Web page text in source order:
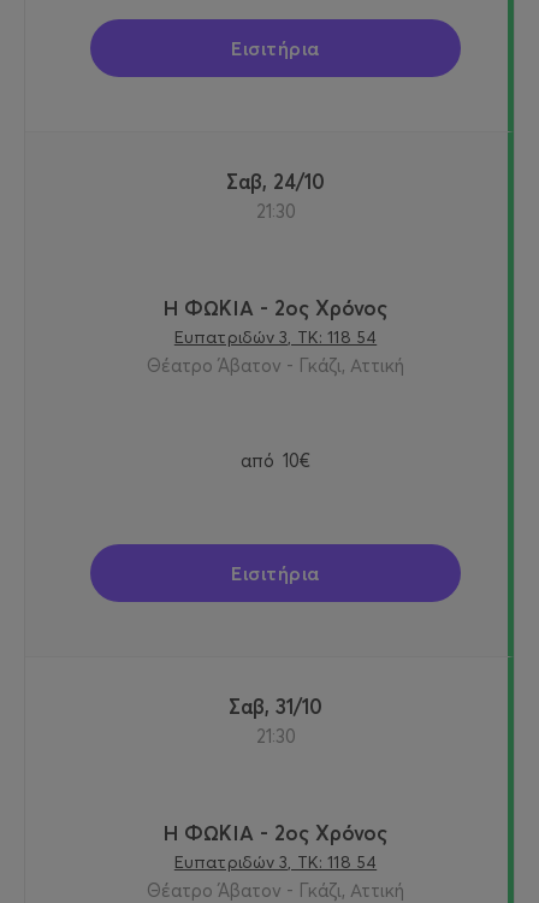
Εισιτήρια
Σαβ, 24/10
21:30
Η ΦΩΚΙΑ - 2ος Χρόνος
Ευπατριδών 3, ΤΚ: 118 54
Θέατρο Άβατον - Γκάζι, Αττική
από 10€
Εισιτήρια
Σαβ, 31/10
21:30
Η ΦΩΚΙΑ - 2ος Χρόνος
Ευπατριδών 3, ΤΚ: 118 54
Θέατρο Άβατον - Γκάζι, Αττική